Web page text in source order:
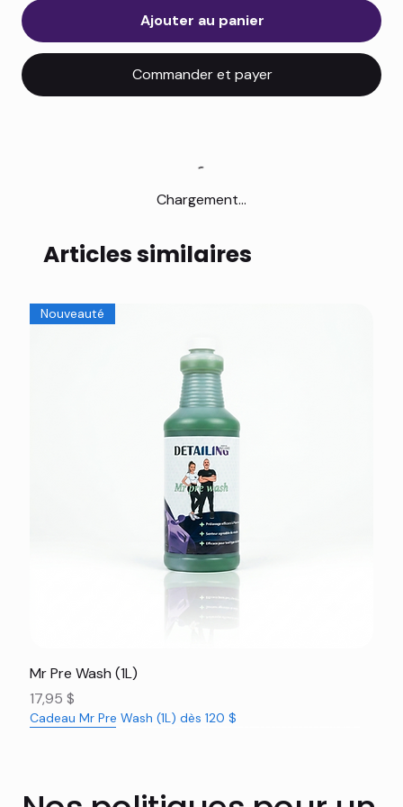
Ajouter au panier
Commander et payer
Chargement...
Articles similaires
Nouveauté
Mr Pre Wash (1L)
Prix
17,95 $
Cadeau Mr Pre Wash (1L) dès 120 $